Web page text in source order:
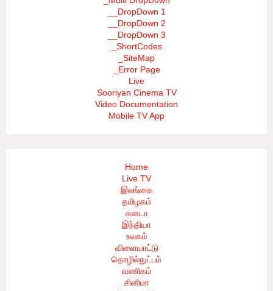
__DropDown 1
__DropDown 2
__DropDown 3
_ShortCodes
_SiteMap
_Error Page
Live
Sooriyan Cinema TV
Video Documentation
Mobile TV App
Home
Live TV
இலங்கை
தமிழகம்
கனடா
இந்தியா
உலகம்
விளையாட்டு
தொழில்நுட்பம்
வணிகம்
சினிமா